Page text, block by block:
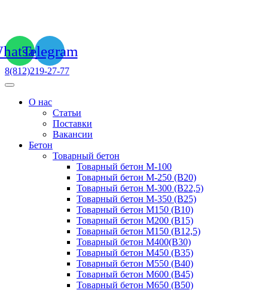
Telegram
8(812)219-27-77
О нас
Статьи
Поставки
Вакансии
Бетон
Товарный бетон
Товарный бетон М-100
Товарный бетон М-250 (B20)
Товарный бетон М-300 (B22,5)
Товарный бетон М-350 (B25)
Товарный бетон М150 (B10)
Товарный бетон М200 (B15)
Товарный бетон М150 (B12,5)
Товарный бетон М400(B30)
Товарный бетон М450 (B35)
Товарный бетон М550 (B40)
Товарный бетон М600 (B45)
Товарный бетон М650 (B50)